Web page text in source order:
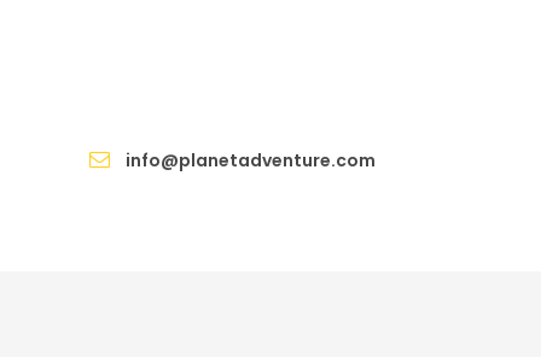
info@planetadventure.com